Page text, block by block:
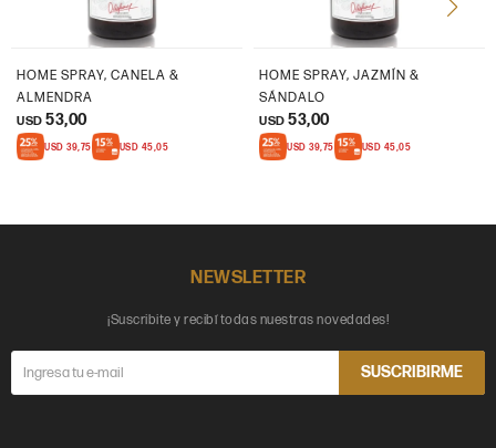
HOME SPRAY, CANELA &
ALMENDRA
USD 53,00
USD 39,75 USD 45,05
HOME SPRAY, JAZMÍN &
SÁNDALO
USD 53,00
USD 39,75 USD 45,05
NEWSLETTER
¡Suscribite y recibí todas nuestras novedades!
SUSCRIBIRME